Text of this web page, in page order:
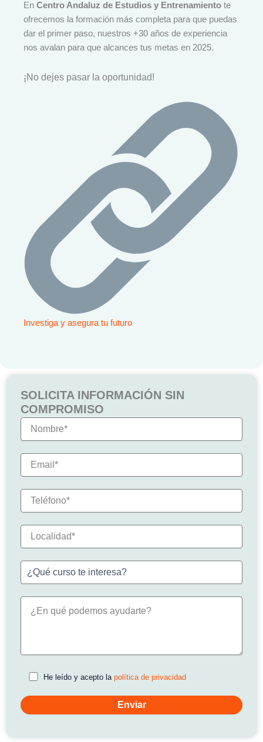
En Centro Andaluz de Estudios y Entrenamiento te
ofrecemos la formación más completa para que puedas
dar el primer paso, nuestros +30 años de experiencia
nos avalan para que alcances tus metas en 2025.
¡No dejes pasar la oportunidad!
Investiga y asegura tu futuro
SOLICITA INFORMACIÓN SIN
COMPROMISO
He leído y acepto lapolítica de privacidad